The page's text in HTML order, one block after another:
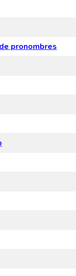
pronombres